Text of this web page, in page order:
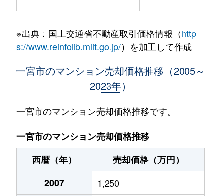
印田通
1,900万円 尾張一宮
400万円
奥町
850万円 奥町
観音寺
1,800万円 観音寺(愛知)
木曽川町黒田
1,900万円 木曽川
木曽川町黒田
300万円
※出典：国土交通省不動産取引価格情報（http
s://www.reinfolib.mlit.go.jp/）を加工して作成
一宮市のマンション売却価格推移（2005～
2023年）
一宮市のマンション売却価格推移です。
一宮市のマンション売却価格推移
西暦（年）
売却価格（万円）
2007
1,250